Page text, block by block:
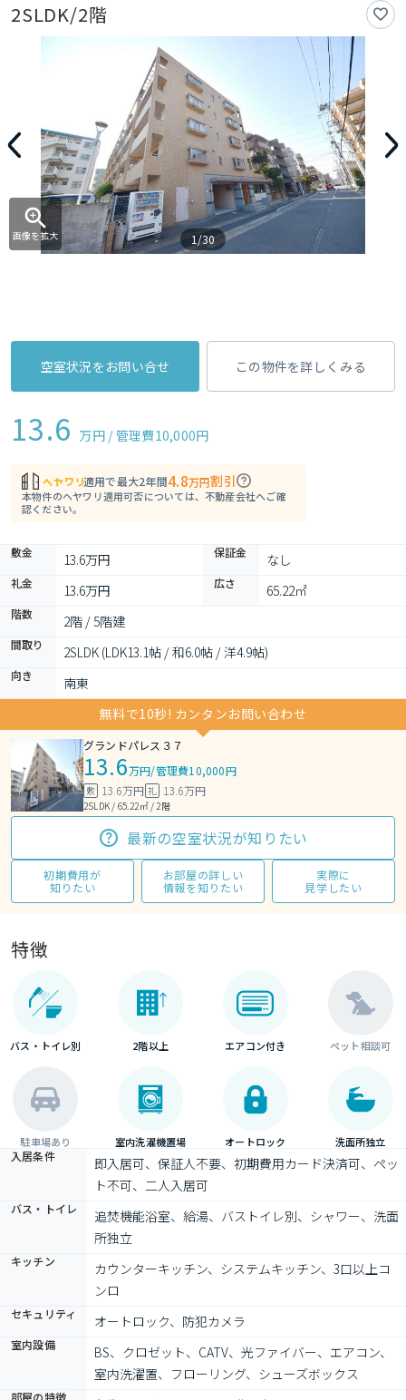
2SLDK/2階
画像を拡大 1/30
空室状況をお問い合せ この物件を詳しくみる
13.6 万円 / 管理費10,000円
適用で最大2年間4.8万円割引
本物件のヘヤワリ適用可否については、不動産会社へご確
認ください。
敷金 13.6万円 保証金 なし
礼金 13.6万円 広さ 65.22㎡
階数 2階 / 5階建
間取り 2SLDK (LDK13.1帖 / 和6.0帖 / 洋4.9帖)
向き
南東
無料で10秒! カンタンお問い合わせ
グランドパレス３７
13.6万円/管理費10,000円
敷 13.6万円 礼 13.6万円
2SLDK / 65.22㎡ / 2階
最新の空室状況が知りたい
初期費用が
知りたい
お部屋の詳しい
情報を知りたい
実際に
見学したい
特徴
バス・トイレ別 2階以上 エアコン付き ペット相談可
駐車場あり 室内洗濯機置場 オートロック 洗面所独立
入居条件
即入居可、保証人不要、初期費用カード決済可、ペッ
ト不可、二人入居可
バス・トイレ
追焚機能浴室、給湯、バストイレ別、シャワー、洗面
所独立
キッチン
カウンターキッチン、システムキッチン、3口以上コ
ンロ
セキュリティ オートロック、防犯カメラ
室内設備
BS、クロゼット、CATV、光ファイバー、エアコン、
室内洗濯置、フローリング、シューズボックス
部屋の特徴